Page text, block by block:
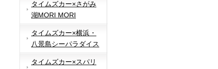
タイムズカー×さがみ
湖MORI MORI
タイムズカー×横浜・
八景島シーパラダイス
タイムズカー×スパリ